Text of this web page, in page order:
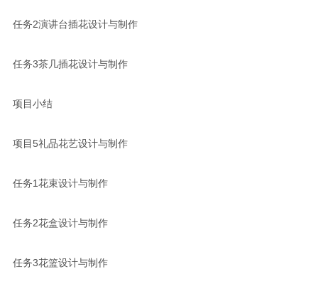
任务2演讲台插花设计与制作
任务3茶几插花设计与制作
项目小结
项目5礼品花艺设计与制作
任务1花束设计与制作
任务2花盒设计与制作
任务3花篮设计与制作